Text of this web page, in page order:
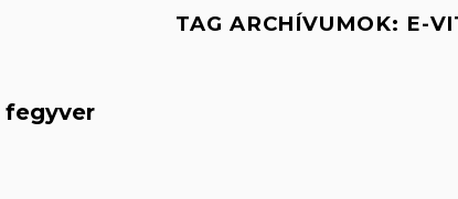
TAG ARCHÍVUMOK: E-
fegyver